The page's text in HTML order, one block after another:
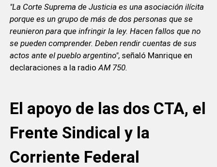
"La Corte Suprema de Justicia es una asociación ilícita
porque es un grupo de más de dos personas que se
reunieron para que infringir la ley. Hacen fallos que no
se pueden comprender. Deben rendir cuentas de sus
actos ante el pueblo argentino", señaló Manrique en
declaraciones a la radio AM 750.
El apoyo de las dos CTA, el
Frente Sindical y la
Corriente Federal